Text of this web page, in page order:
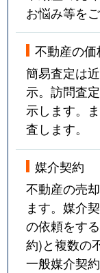
お悩み等を
不動産の
簡易査定は
示。訪問査
示します。
査します。
媒介契約
不動産の売
ます。媒介
の依頼をす
約)と複数の
一般媒介契